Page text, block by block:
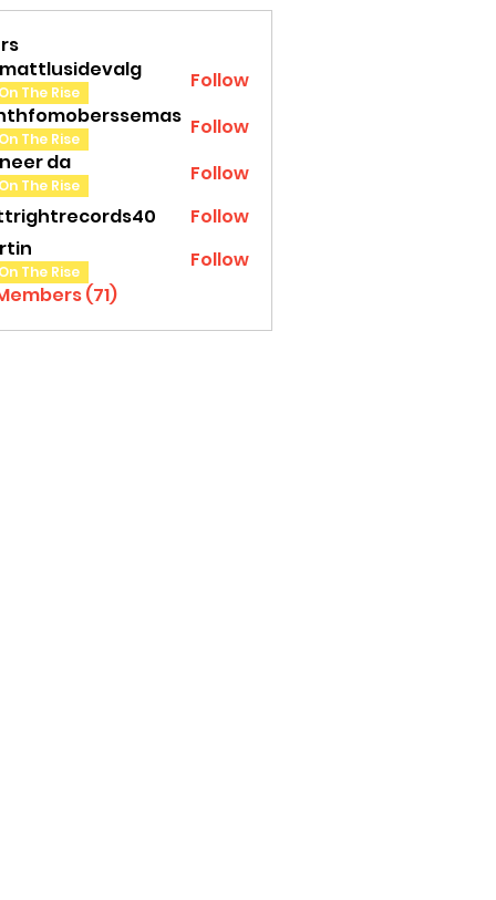
The Rise Follow
The Rise
Follow
da
The Rise Follow
Follow
The Rise
Follow
(71)